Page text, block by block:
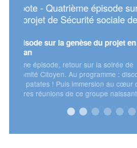
📅 Assises européennes
énergétique 2026
Retrouvez Alterre et l'Oreca
Conseil régional !